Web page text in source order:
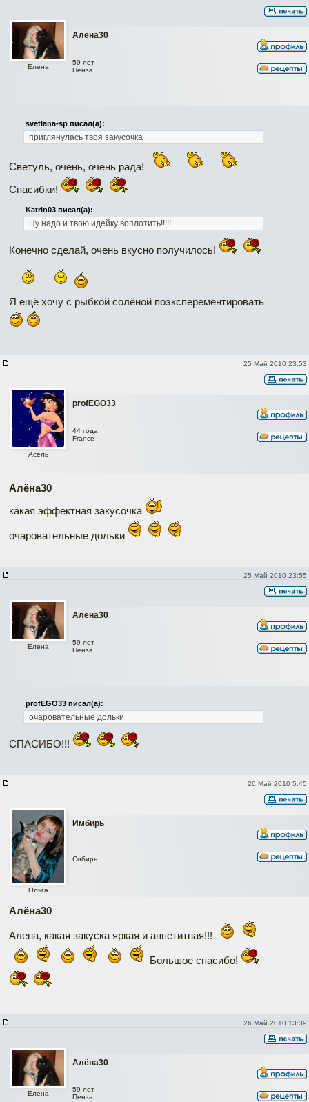
Алёна30
Елена
59 лет
Пенза
svetlana-sp писал(а):
приглянулась твоя закусочка
Светуль, очень, очень рада!
Спасибки!
Katrin03 писал(а):
Ну надо и твою идейку воплотить!!!!!
Конечно сделай, очень вкусно получилось!
Я ещё хочу с рыбкой солёной поэксперементировать
25 Май 2010 23:53
profEGO33
Асель
44 года
France
Алёна30
какая эффектная закусочка
очаровательные дольки
25 Май 2010 23:55
Алёна30
Елена
59 лет
Пенза
profEGO33 писал(а):
очаровательные дольки
СПАСИБО!!!
26 Май 2010 5:45
Имбирь
Ольга
Сибирь
Алёна30
Алена, какая закуска яркая и аппетитная!!!
Большое спасибо!
26 Май 2010 13:39
Алёна30
Елена
59 лет
Пенза